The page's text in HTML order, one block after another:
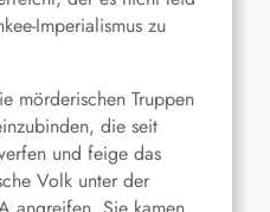
Imperialismus zu
mörderischen Truppen
die seit
und feige das
Volk unter der